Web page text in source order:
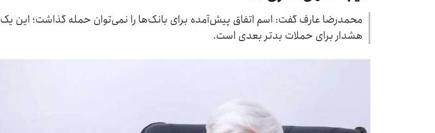
محمدرضا عارف گفت: اسم اتفاق پیش‌آمده برای بانک‌ها را نمی‌توان حمله گذاشت؛ این یک
هشدار برای حملات بدتر بعدی است.